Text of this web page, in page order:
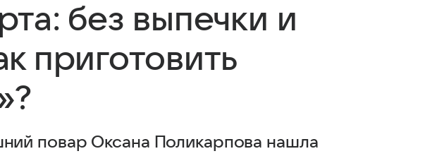
без выпечки и
приготовить
повар Оксана Поликарпова нашла